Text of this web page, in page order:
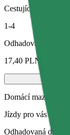
Cestující
1-4
Odhadovaná cena
17,40 PLN
Domácí mazlíčci
Jízdy pro vás i
Odhadovaná doba